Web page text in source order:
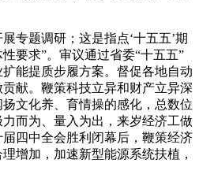
题调研；这是指点‘十五五’期
要求”。审议通过省委“十五五”
能提质步履方案。督促各地自动
献。鞭策科技立异和财产立异深
文化养、育情操的感化，总数位
而为、量入为出，来岁经济工做
四中全会胜利闭幕后，鞭策经济
增加，加速新型能源系统扶植，